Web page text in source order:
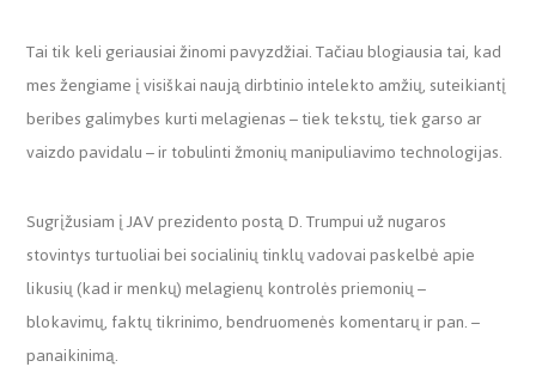
Tai tik keli geriausiai žinomi pavyzdžiai. Tačiau blogiausia tai, kad
mes žengiame į visiškai naują dirbtinio intelekto amžių, suteikiantį
beribes galimybes kurti melagienas – tiek tekstų, tiek garso ar
vaizdo pavidalu – ir tobulinti žmonių manipuliavimo technologijas.
Sugrįžusiam į JAV prezidento postą D. Trumpui už nugaros
stovintys turtuoliai bei socialinių tinklų vadovai paskelbė apie
likusių (kad ir menkų) melagienų kontrolės priemonių –
blokavimų, faktų tikrinimo, bendruomenės komentarų ir pan. –
panaikinimą.